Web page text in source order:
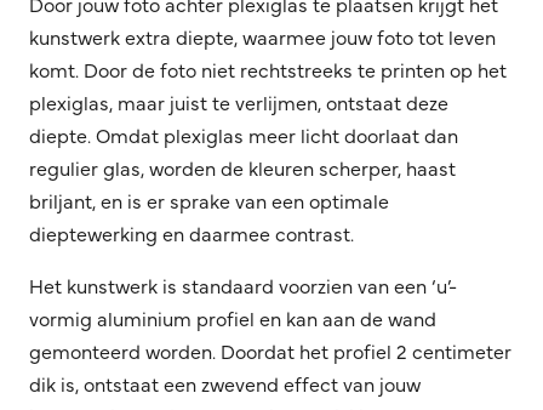
kunstwerk extra diepte, waarmee jouw foto tot leven
komt. Door de foto niet rechtstreeks te printen op het
plexiglas, maar juist te verlijmen, ontstaat deze
diepte. Omdat plexiglas meer licht doorlaat dan
regulier glas, worden de kleuren scherper, haast
briljant, en is er sprake van een optimale
dieptewerking en daarmee contrast.
Het kunstwerk is standaard voorzien van een ‘u’-
vormig aluminium profiel en kan aan de wand
gemonteerd worden. Doordat het profiel 2 centimeter
dik is, ontstaat een zwevend effect van jouw